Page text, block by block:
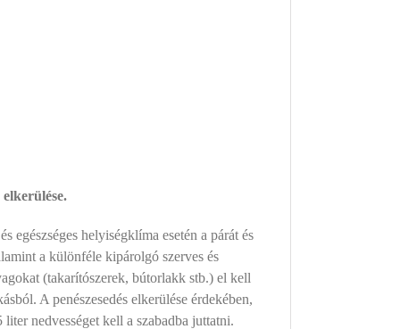
elkerülése.
egészséges helyiségklíma esetén a párát és
a különféle kipárolgó szerves és
(takarítószerek, bútorlakk stb.) el kell
A penészesedés elkerülése érdekében,
liter nedvességet kell a szabadba juttatni.